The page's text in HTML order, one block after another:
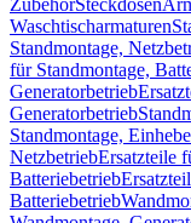
ZubehörSteckdosen
Waschtischarmaturen
Standmontage,
für Standmontage,
Generatorbetrieb
Generatorbetrieb
Standmontage,
NetzbetriebErsatzteile
Batteriebetrieb
Batteriebetrieb